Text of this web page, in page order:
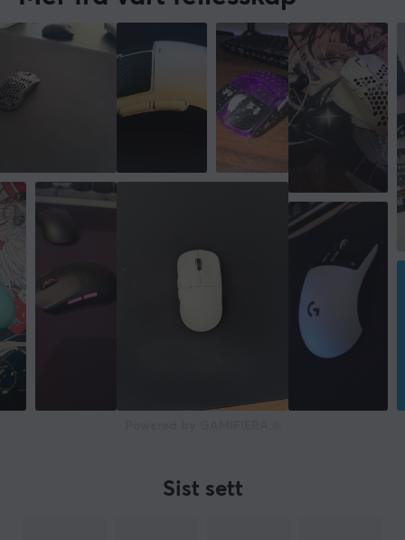
Ja
GARANTI
Produsentens garanti
Sist sett